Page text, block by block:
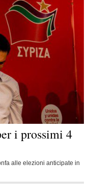
i prossimi 4
alle elezioni anticipate in